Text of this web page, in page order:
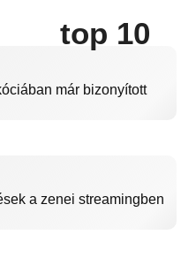
top 10
már bizonyított
a zenei streamingben